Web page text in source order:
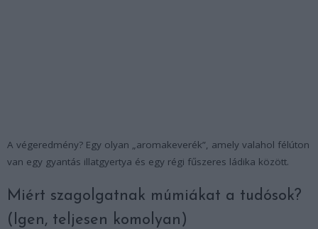
A végeredmény? Egy olyan „aromakeverék”, amely valahol félúton
van egy gyantás illatgyertya és egy régi fűszeres ládika között.
Miért szagolgatnak múmiákat a tudósok?
(Igen, teljesen komolyan)